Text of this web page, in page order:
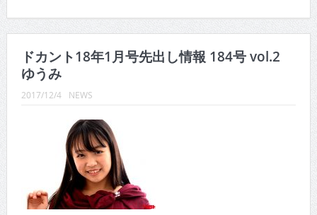
ドカント18年1月号先出し情報 184号 vol.2
ゆうみ
2017/12/4 NEWS